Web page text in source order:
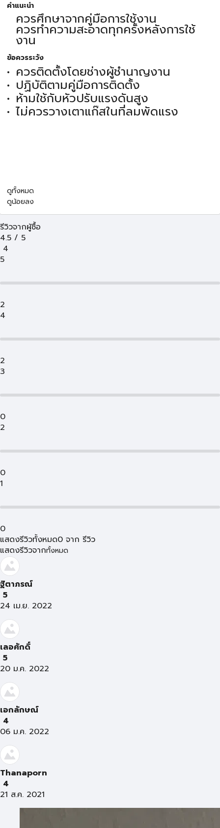
คำแนะนำ
ควรศึกษาจากคู่มือการใช้งาน
ควรทำความสะอาดทุกครั้งหลังการใช้
งาน
ข้อควรระวัง
ควรติดตั้งโดยช่างผู้ชำนาญงาน
ปฏิบัติตามคู่มือการติดตั้ง
ห้ามใช้กับหัวปรับแรงดันสูง
ไม่ควรวางเตาแก๊สในที่ลมพัดแรง
ดูทั้งหมด
ดูน้อยลง
รีวิวจากผู้ซื้อ
4.5 / 5
4
5
2
4
2
3
0
2
0
1
0
แสดงรีวิวทั้งหมด0 จาก รีวิว
แสดงรีวิวจากทั้งหมด
ฐิตาภรณ์
5
24 เม.ย. 2022
เลอศักดิ์
5
20 ม.ค. 2022
เอกลักษณ์
4
06 ม.ค. 2022
Thanaporn
4
21 ส.ค. 2021